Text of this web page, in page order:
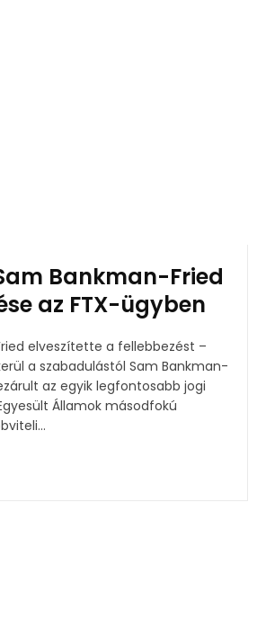
Bankman-Fried
az FTX-ügyben
elveszítette a fellebbezést –
Sam Bankman-
az egyik legfontosabb jogi
Államok másodfokú